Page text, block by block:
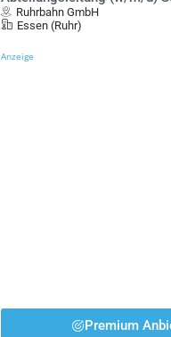
Ruhrbahn GmbH
Essen (Ruhr)
Anzeige
Premium